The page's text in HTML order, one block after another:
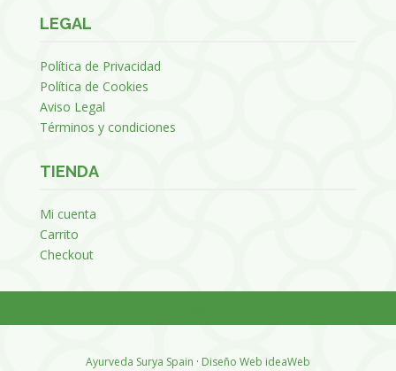
LEGAL
Política de Privacidad
Política de Cookies
Aviso Legal
Términos y condiciones
TIENDA
Mi cuenta
Carrito
Checkout
Ayurveda Surya Spain · Diseño Web ideaWeb